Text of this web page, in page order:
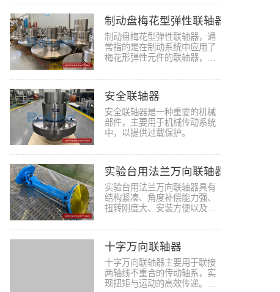
制动盘梅花型弹性联轴器
制动盘梅花型弹性联轴器，通
常指的是在制动系统中应用了
梅花形弹性元件的联轴器，这
安全联轴器
安全联轴器是一种重要的机械
部件，主要用于机械传动系统
中，以提供过载保护。
实验台用法兰万向联轴器
实验台用法兰万向联轴器具有
结构紧凑、角度补偿能力强、
扭转刚度大、安装方便以及可
十字万向联轴器
十字万向联轴器主要用于联接
两轴线不重合的传动轴系，实
现扭矩与运动的高效传递。它